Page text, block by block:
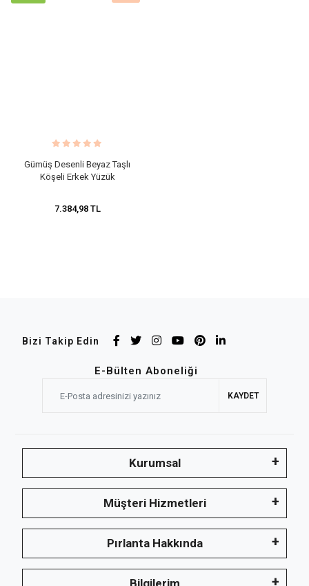
​Gümüş Desenli Beyaz Taşlı
Köşeli Erkek Yüzük
7.384,98 TL
Bizi Takip Edin
E-Bülten Aboneliği
KAYDET
Kurumsal
Müşteri Hizmetleri
Pırlanta Hakkında
Bilgilerim